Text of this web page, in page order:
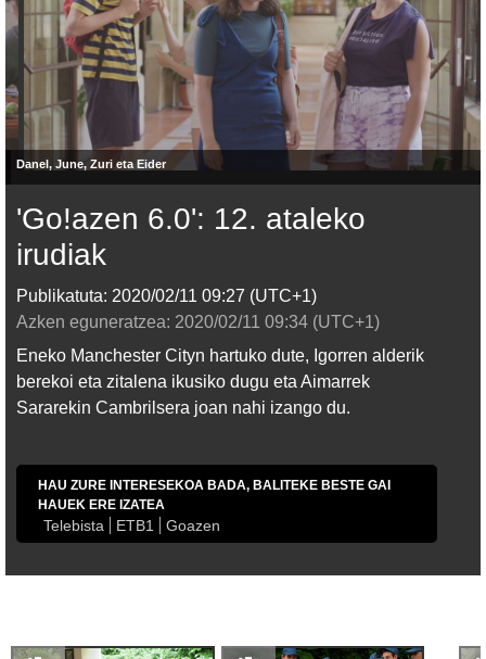
Danel, June, Zuri eta Eider
'Go!azen 6.0': 12. ataleko
irudiak
Publikatuta: 2020/02/11 09:27 (UTC+1)
Azken eguneratzea: 2020/02/11 09:34 (UTC+1)
Eneko Manchester Cityn hartuko dute, Igorren alderik
berekoi eta zitalena ikusiko dugu eta Aimarrek
Sararekin Cambrilsera joan nahi izango du.
HAU ZURE INTERESEKOA BADA, BALITEKE BESTE GAI
HAUEK ERE IZATEA
Telebista ETB1 Goazen